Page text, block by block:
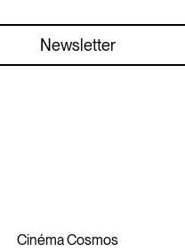
Newsletter
Cinéma Cosmos